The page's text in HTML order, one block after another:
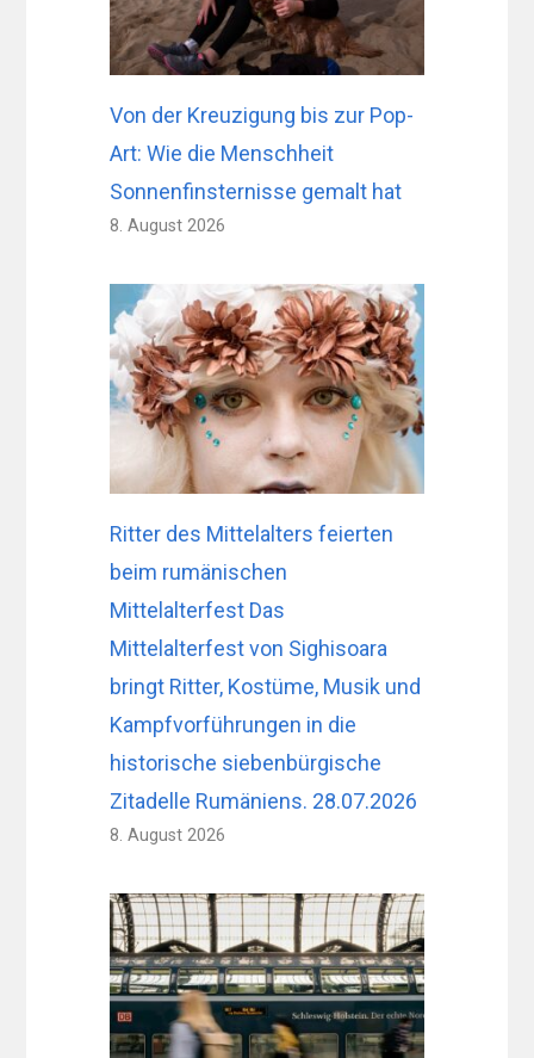
Von der Kreuzigung bis zur Pop-
Art: Wie die Menschheit
Sonnenfinsternisse gemalt hat
8. August 2026
Ritter des Mittelalters feierten
beim rumänischen
Mittelalterfest Das
Mittelalterfest von Sighisoara
bringt Ritter, Kostüme, Musik und
Kampfvorführungen in die
historische siebenbürgische
Zitadelle Rumäniens. 28.07.2026
8. August 2026